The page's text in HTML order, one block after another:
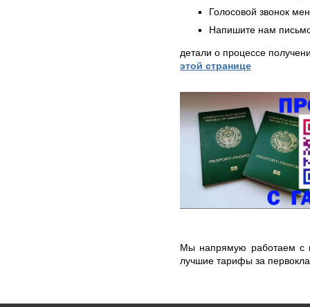
Голосовой звонок
Напишите нам
детали о процессе
этой странице
Мы напрямую работаем с
лучшие тарифы за